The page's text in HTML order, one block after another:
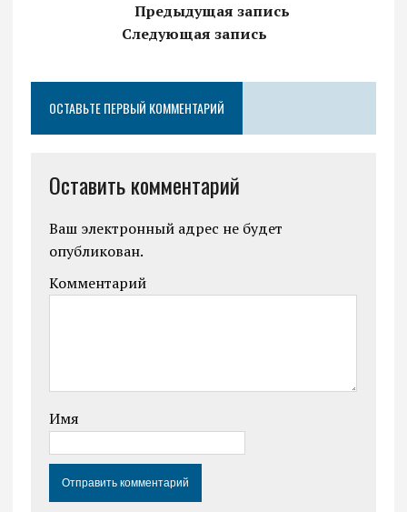
Предыдущая запись
Следующая запись
ОСТАВЬТЕ ПЕРВЫЙ КОММЕНТАРИЙ
Оставить комментарий
Ваш электронный адрес не будет
опубликован.
Комментарий
Имя